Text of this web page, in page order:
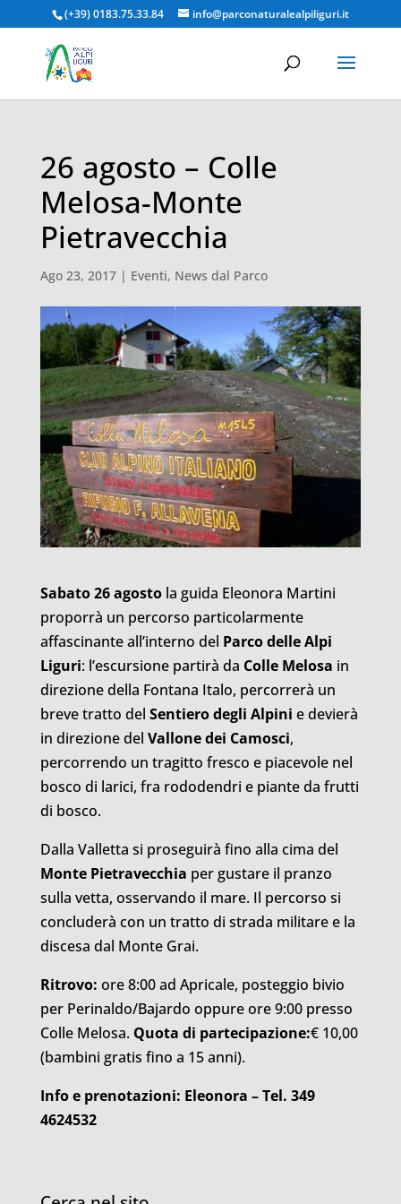
(+39) 0183.75.33.84 info@parconaturalealpiliguri.it
26 agosto – Colle
Melosa-Monte
Pietravecchia
Ago 23, 2017| Eventi, News dal Parco
Sabato 26 agostola guida Eleonora Martini
proporrà un percorso particolarmente
affascinante all’interno del Parco delle Alpi
Liguri: l’escursione partirà da Colle Melosa in
direzione della Fontana Italo, percorrerà un
breve tratto del Sentiero degli Alpini e devierà
in direzione del Vallone dei Camosci,
percorrendo un tragitto fresco e piacevole nel
bosco di larici, fra rododendri e piante da frutti
di bosco.
Dalla Valletta si proseguirà fino alla cima del
Monte Pietravecchia per gustare il pranzo
sulla vetta, osservando il mare. Il percorso si
concluderà con un tratto di strada militare e la
discesa dal Monte Grai.
Ritrovo: ore 8:00 ad Apricale, posteggio bivio
per Perinaldo/Bajardo oppure ore 9:00 presso
Colle Melosa. Quota di partecipazione:€ 10,00
(bambini gratis fino a 15 anni).
Info e prenotazioni: Eleonora – Tel. 349
4624532